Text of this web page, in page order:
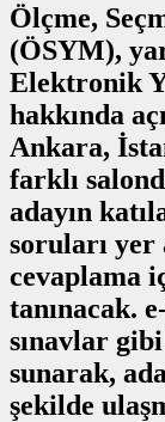
Ölçme,
(ÖSYM),
Elektronik
hakkında
Ankara,
farklı
adayın
soruları yer
cevaplama
tanınacak.
sınavlar
sunarak,
şekilde